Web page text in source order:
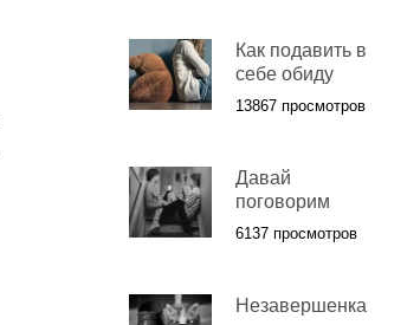
Как подавить в
себе обиду
13867 просмотров
Давай
поговорим
6137 просмотров
Незавершенка